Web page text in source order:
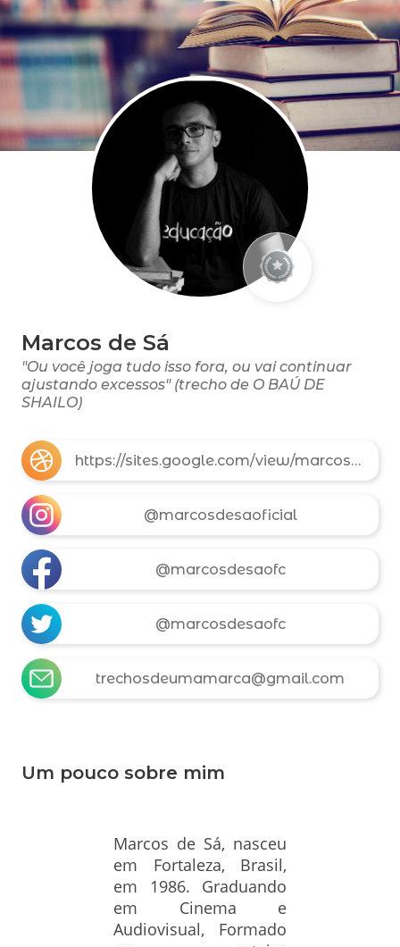
Marcos de Sá
"Ou você joga tudo isso fora, ou vai continuar
ajustando excessos" (trecho de O BAÚ DE
SHAILO)
https://sites.google.com/view/marcosdesa
@marcosdesaoficial
@marcosdesaofc
@marcosdesaofc
trechosdeumamarca@gmail.com
Um pouco sobre mim
Marcos de Sá, nasceu
em Fortaleza, Brasil,
em 1986. Graduando
em Cinema e
Audiovisual, Formado